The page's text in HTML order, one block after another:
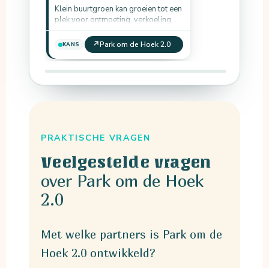
Klein buurtgroen kan groeien tot een
plek voor ontmoeting, verkoeling,
eigenaarschap.
KANS ↗Park om de Hoek 2.0
PRAKTISCHE VRAGEN
Veelgestelde vragen
over Park om de Hoek
2.0
Met welke partners is Park om de
Hoek 2.0 ontwikkeld?